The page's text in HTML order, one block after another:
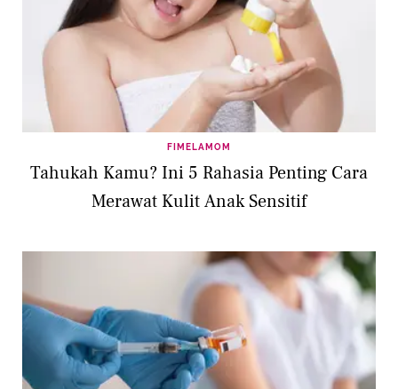
FIMELAMOM
Tahukah Kamu? Ini 5 Rahasia Penting Cara
Merawat Kulit Anak Sensitif